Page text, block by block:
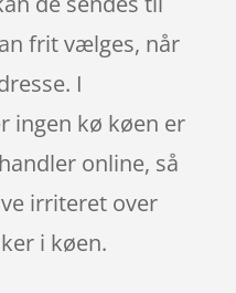
frit vælges, når
I
ingen kø køen er
online, så
irriteret over
i køen.